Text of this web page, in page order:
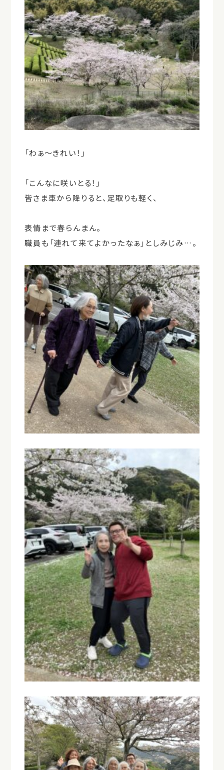
「わぁ～きれい！」
「こんなに咲いとる！」
皆さま車から降りると、足取りも軽く、
表情まで春らんまん。
職員も「連れて来てよかったなぁ」としみじみ…。